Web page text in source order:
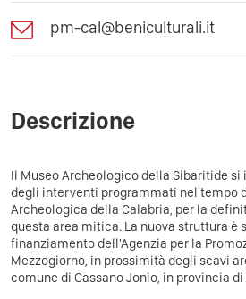
pm-cal@beniculturali.it
Descrizione
Il Museo Archeologico della Sibaritide si
degli interventi programmati nel tempo
Archeologica della Calabria, per la
questa area mitica. La nuova struttura è
finanziamento dell'Agenzia per la
Mezzogiorno, in prossimità degli scavi
comune di Cassano Jonio, in provincia di